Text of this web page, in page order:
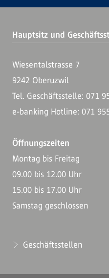
Hauptsitz und
Wiesentalstrasse 7
9242 Oberuzwil
Tel. Geschäftsstelle: 071
e-banking Hotline: 071
Öffnungszeiten
Montag bis Freitag
09.00 bis 12.00 Uhr
15.00 bis 17.00 Uhr
Samstag geschlossen
Geschäftsstellen